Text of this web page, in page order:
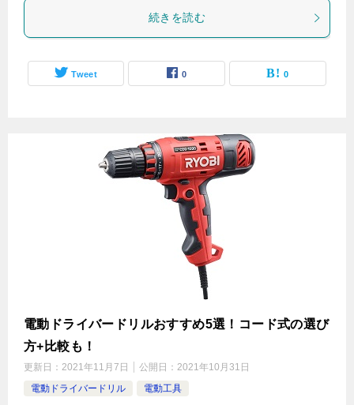
続きを読む
Tweet 0 0
電動ドライバードリルおすすめ5選！コード式の選び
方+比較も！
更新日： 2021年11月7日 公開日： 2021年10月31日
電動ドライバードリル
電動工具